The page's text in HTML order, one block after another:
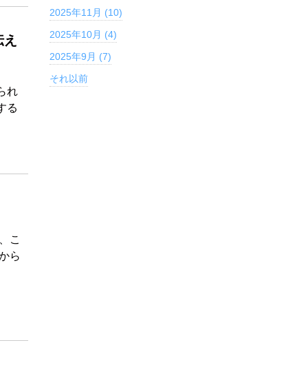
れ
る
こ
ら
2025年11月 (10)
2025年10月 (4)
2025年9月 (7)
それ以前